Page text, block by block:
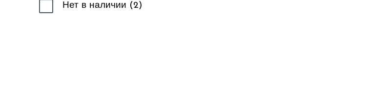
Нет в наличии 2